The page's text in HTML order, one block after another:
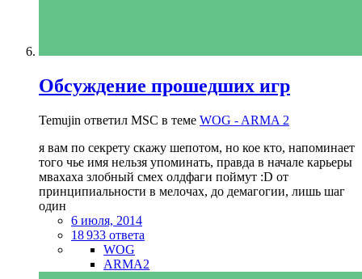
Обсуждение прошедших игр
Temujin ответил MSC в теме WOG - ARMA 2
я вам по секрету скажу шепотом, но кое кто, напоминает
того чье имя нельзя упоминать, правда в начале карьеры
мвахаха злобный смех олдфаги поймут :D от
принципиальности в мелочах, до демагогии, лишь шаг
один
6 июля, 2014
18 933 ответа
WOG
ARMA2